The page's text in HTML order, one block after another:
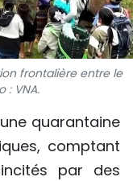
frontalière entre le
: VNA.
quarantaine
comptant
par des